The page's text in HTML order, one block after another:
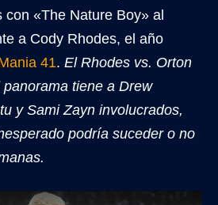
«The Nature Boy» al
a Cody Rhodes, el año
41. El Rhodes vs. Orton
tiene a Drew
y Sami Zayn involucrados,
podría suceder o no